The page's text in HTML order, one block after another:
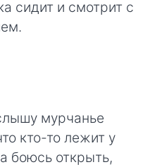
сидит и смотрит с
мурчанье
кто-то лежит у
боюсь открыть,